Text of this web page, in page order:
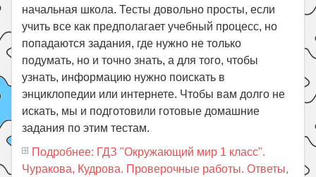
начальная школа. Тесты довольно просты, если
учить все как предполагает учебный процесс, но
попадаются задания, где нужно не только
подумать, но и точно знать, а для того, чтобы
узнать, информацию нужно поискать в
энциклопедии или интернете. Чтобы вам долго не
искать, мы и подготовили готовые домашние
задания по этим тестам.
Подробнее: ГДЗ "Окружающий мир 1 класс".
Чуракова, Кудрова. Проверочные работы. Ответы,